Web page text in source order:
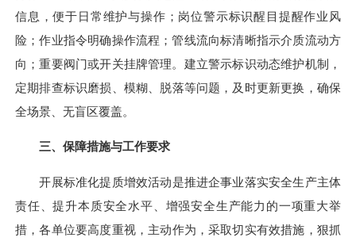
信息，便于日常维护与操作；岗位警示标识醒目提醒作业风
险；作业指令明确操作流程；管线流向标清晰指示介质流动方
向；重要阀门或开关挂牌管理。建立警示标识动态维护机制，
定期排查标识磨损、模糊、脱落等问题，及时更新更换，确保
全场景、无盲区覆盖。
三、保障措施与工作要求
开展标准化提质增效活动是推进企事业落实安全生产主体
责任、提升本质安全水平、增强安全生产能力的一项重大举
措，各单位要高度重视，主动作为，采取切实有效措施，狠抓